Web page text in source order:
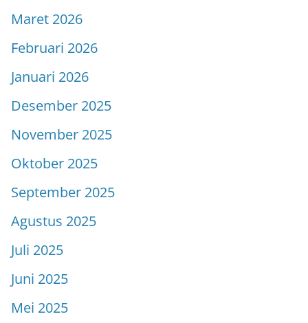
Maret 2026
Februari 2026
Januari 2026
Desember 2025
November 2025
Oktober 2025
September 2025
Agustus 2025
Juli 2025
Juni 2025
Mei 2025